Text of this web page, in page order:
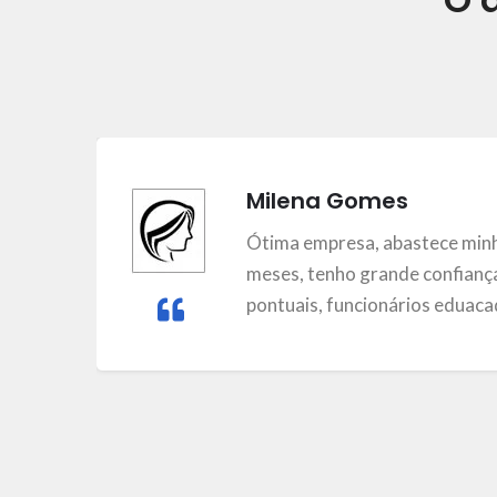
Milena Gomes
Ótima empresa, abastece
meses, tenho grande
pontuais, funcionários